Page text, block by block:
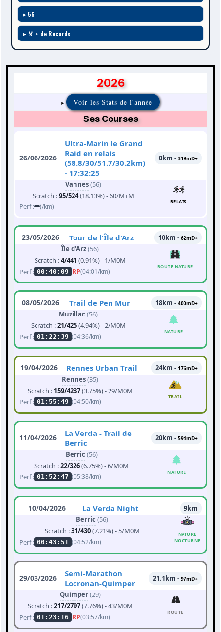
56
🏅 + de Records
2026
Voir les Stats de l'année
Ses Courses
26/06/2026
Ultra-Marin le Grand
Raid en relais
(58.8/30/51.7/30.2km)
- 17:32:25
0km - 319mD+
Vannes(56)
Scratch :95/524(18.13%) - 60/M+M
Perf :
(/km)
RELAIS
23/05/2026 Tour de l'Île d'Arz 10km - 62mD+
Île d'Arz(56)
Scratch :4/441 (0.91%) - 1/M0M
Perf : 00:40:09 RP(04:01/km)
ROUTE NATURE
08/05/2026 Trail de Pen Mur 18km - 400mD+
Muzillac (56)
Scratch :21/425(4.94%) - 2/M0M
Perf : 01:22:39 (04:36/km)
NATURE
19/04/2026 Rennes Urban Trail 24km - 176mD+
Rennes(35)
Scratch : 159/4237(3.75%) - 29/M0M
Perf : 01:55:49 (04:50/km)
TRAIL
11/04/2026
La Verda - Trail de
Berric
20km - 594mD+
Berric (56)
Scratch :22/326(6.75%) - 6/M0M
Perf : 01:52:47 (05:38/km)
NATURE
10/04/2026 La Verda Night
9km
Berric (56)
Scratch :31/430(7.21%) - 5/M0M
Perf : 00:43:51 (04:52/km)
NATURE
NOCTURNE
29/03/2026
Semi-Marathon
Locronan-Quimper
21.1km - 97mD+
Quimper(29)
Scratch :217/2797(7.76%) - 43/M0M
Perf : 01:23:16 RP(03:57/km)
ROUTE